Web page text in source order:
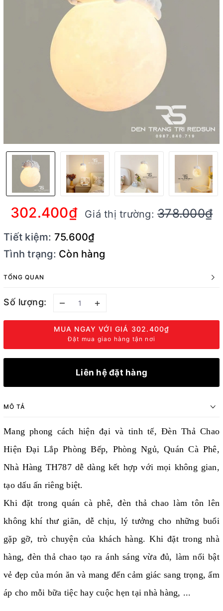
302.400₫ Giá thị trường:378.000₫
Tiết kiệm: 75.600₫
Tình trạng: Còn hàng
TỔNG QUAN
Số lượng: – +
MUA NGAY VỚI GIÁ 302.400₫
Đặt mua giao hàng tận nơi
Liên hệ đặt hàng
MÔ TẢ
Mang phong cách hiện đại và tinh tế, Đèn Thả Chao
Hiện Đại Lắp Phòng Bếp, Phòng Ngủ, Quán Cà Phê,
Nhà Hàng TH787 dễ dàng kết hợp với mọi không gian,
tạo dấu ấn riêng biệt.
Khi đặt trong quán cà phê, đèn thả chao làm tôn lên
không khí thư giãn, dễ chịu, lý tưởng cho những buổi
gặp gỡ, trò chuyện của khách hàng. Khi đặt trong nhà
hàng, đèn thả chao tạo ra ánh sáng vừa đủ, làm nổi bật
vẻ đẹp của món ăn và mang đến cảm giác sang trọng, ấm
áp cho mỗi bữa tiệc hay cuộc hẹn tại nhà hàng, ...